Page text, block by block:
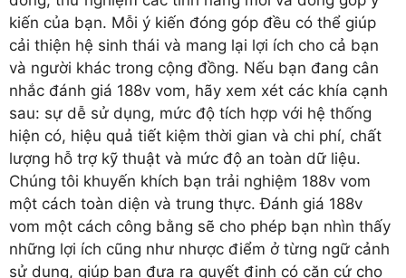
kiến của bạn. Mỗi ý kiến đóng góp đều có thể giúp
cải thiện hệ sinh thái và mang lại lợi ích cho cả bạn
và người khác trong cộng đồng. Nếu bạn đang cân
nhắc đánh giá 188v vom, hãy xem xét các khía cạnh
sau: sự dễ sử dụng, mức độ tích hợp với hệ thống
hiện có, hiệu quả tiết kiệm thời gian và chi phí, chất
lượng hỗ trợ kỹ thuật và mức độ an toàn dữ liệu.
Chúng tôi khuyến khích bạn trải nghiệm 188v vom
một cách toàn diện và trung thực. Đánh giá 188v
vom một cách công bằng sẽ cho phép bạn nhìn thấy
những lợi ích cũng như nhược điểm ở từng ngữ cảnh
sử dụng, giúp bạn đưa ra quyết định có căn cứ cho